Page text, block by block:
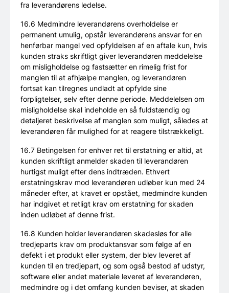
fra leverandørens ledelse.
16.6 Medmindre leverandørens overholdelse er
permanent umulig, opstår leverandørens ansvar for en
henførbar mangel ved opfyldelsen af en aftale kun, hvis
kunden straks skriftligt giver leverandøren meddelelse
om misligholdelse og fastsætter en rimelig frist for
manglen til at afhjælpe manglen, og leverandøren
fortsat kan tilregnes undladt at opfylde sine
forpligtelser, selv efter denne periode. Meddelelsen om
misligholdelse skal indeholde en så fuldstændig og
detaljeret beskrivelse af manglen som muligt, således at
leverandøren får mulighed for at reagere tilstrækkeligt.
16.7 Betingelsen for enhver ret til erstatning er altid, at
kunden skriftligt anmelder skaden til leverandøren
hurtigst muligt efter dens indtræden. Ethvert
erstatningskrav mod leverandøren udløber kun med 24
måneder efter, at kravet er opstået, medmindre kunden
har indgivet et retligt krav om erstatning for skaden
inden udløbet af denne frist.
16.8 Kunden holder leverandøren skadesløs for alle
tredjeparts krav om produktansvar som følge af en
defekt i et produkt eller system, der blev leveret af
kunden til en tredjepart, og som også bestod af udstyr,
software eller andet materiale leveret af leverandøren,
medmindre og i det omfang kunden beviser, at skaden